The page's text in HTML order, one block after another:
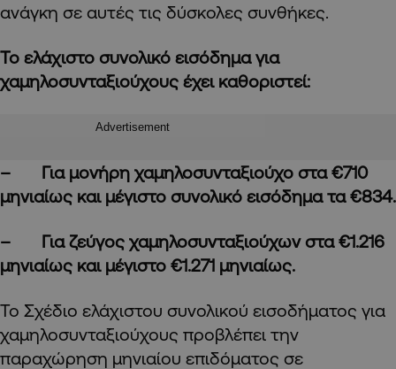
ανάγκη σε αυτές τις δύσκολες συνθήκες.
Το ελάχιστο συνολικό εισόδημα για
χαμηλοσυνταξιούχους έχει καθοριστεί:
Advertisement
– Για μονήρη χαμηλοσυνταξιούχο στα €710
μηνιαίως και μέγιστο συνολικό εισόδημα τα €834.
– Για ζεύγος χαμηλοσυνταξιούχων στα €1.216
μηνιαίως και μέγιστο €1.271 μηνιαίως.
Το Σχέδιο ελάχιστου συνολικού εισοδήματος για
χαμηλοσυνταξιούχους προβλέπει την
παραχώρηση μηνιαίου επιδόματος σε